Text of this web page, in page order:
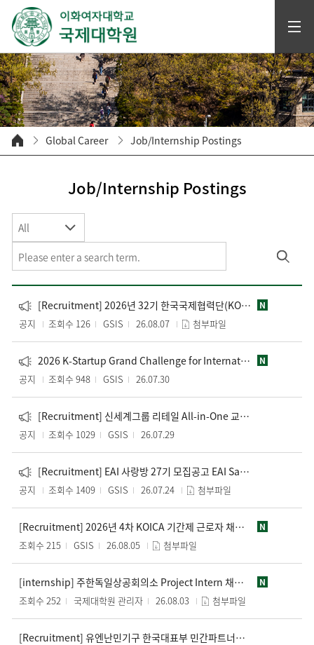
Global Career Job/Internship Postings
Job/Internship Postings
All
[Recruitment] 2026년 32기 한국국제협력단(KOICA) 해외사무소 재외공관 영프로페셔널(YP) 모집 N
공지 조회수 126 GSIS 26.08.07 첨부파일
2026 K-Startup Grand Challenge for International Students Program N
공지 조회수 948 GSIS 26.07.30
[Recruitment] 신세계그룹 리테일 All-in-One 교육 과정 2기 모집 Shinsegae Group Retail All-in-One Training Course (Cohort 2) Recruitment
공지 조회수 1029 GSIS 26.07.29
[Recruitment] EAI 사랑방 27기 모집공고 EAI Sarangbang 27th Recruitment Notice
공지 조회수 1409 GSIS 26.07.24 첨부파일
[Recruitment] 2026년 4차 KOICA 기간제 근로자 채용 공고문 N
조회수 215 GSIS 26.08.05 첨부파일
[internship] 주한독일상공회의소 Project Intern 채용 안내 N
조회수 252 국제대학원 관리자 26.08.03 첨부파일
[Recruitment] 유엔난민기구 한국대표부 민간파트너십팀 HR 업무 지원 인턴 채용 / UNHCR Korea Office Private Partnership Team HR Support Intern